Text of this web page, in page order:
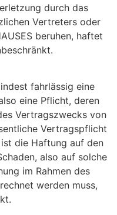
durch das
Vertreters oder
beruhen, haftet
fahrlässig eine
eine Pflicht, deren
Vertragszwecks von
Vertragspflicht
die Haftung auf den
also auf solche
im Rahmen des
werden muss,